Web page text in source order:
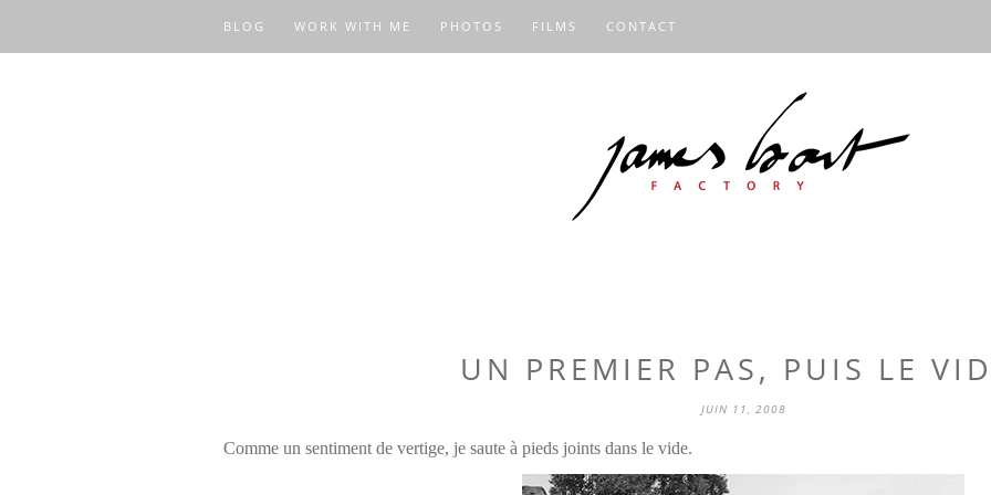
BLOG WORK WITH ME PHOTOS FILMS CONTACT
UN PREMIER PAS, PUIS LE
JUIN 11, 2008
Comme un sentiment de vertige, je saute à pieds joints dans le vide.